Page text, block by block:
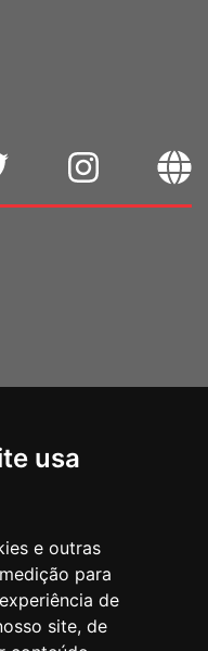
usa
e outras
para
de
site, de